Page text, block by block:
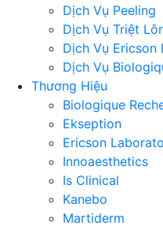
Dịch Vụ Peeling
Dịch Vụ Triệt
Dịch Vụ Ericson
Dịch Vụ
Thương Hiệu
Biologique
Ekseption
Ericson
Innoaesthetics
Is Clinical
Kanebo
Martiderm